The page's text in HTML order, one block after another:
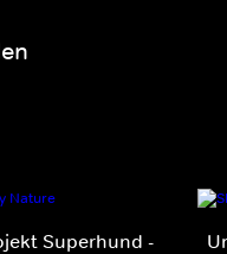
Superhund -